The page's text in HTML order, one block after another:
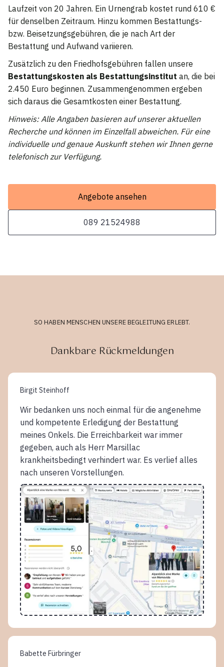
Laufzeit von 20 Jahren. Ein Urnengrab kostet rund 610 €
für denselben Zeitraum. Hinzu kommen Bestattungs-
bzw. Beisetzungsgebühren, die je nach Art der
Bestattung und Aufwand variieren.
Zusätzlich zu den Friedhofsgebühren fallen unsere
Bestattungskosten als Bestattungsinstitut an, die bei
2.450 Euro beginnen. Zusammengenommen ergeben
sich daraus die Gesamtkosten einer Bestattung.
Hinweis: Alle Angaben basieren auf unserer aktuellen
Recherche und können im Einzelfall abweichen. Für eine
individuelle und genaue Auskunft stehen wir Ihnen gerne
telefonisch zur Verfügung.
Angebote ansehen
089 21524988
SO HABEN MENSCHEN UNSERE BEGLEITUNG ERLEBT.
Dankbare Rückmeldungen
Birgit Steinhoff
Wir bedanken uns noch einmal für die angenehme
und kompetente Erledigung der Bestattung
meines Onkels. Die Erreichbarkeit war immer
gegeben, auch als Herr Marsillac
krankheitsbedingt verhindert war. Es verlief alles
nach unseren Vorstellungen.
Babette Fürbringer